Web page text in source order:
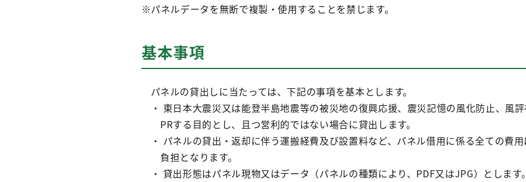
※パネルデータを無断で複製・使用することを禁じます。
基本事項
パネルの貸出しに当たっては、下記の事項を基本とします。
・ 東日本大震災又は能登半島地震等の被災地の復興応援、震災記憶の風化防止、風
PRする目的とし、且つ営利的ではない場合に貸出します。
・ パネルの貸出・返却に伴う運搬経費及び設置料など、パネル借用に係る全ての費
負担となります。
・ 貸出形態はパネル現物又はデータ（パネルの種類により、PDF又はJPG）とします。